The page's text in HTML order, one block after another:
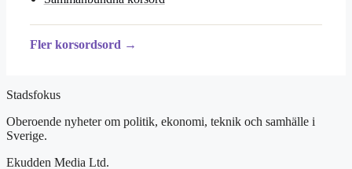
Fler korsordsord →
Stadsfokus
Oberoende nyheter om politik, ekonomi, teknik och samhälle i
Sverige.
Ekudden Media Ltd.